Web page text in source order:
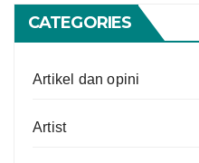
CATEGORIES
Artikel dan opini
Artist